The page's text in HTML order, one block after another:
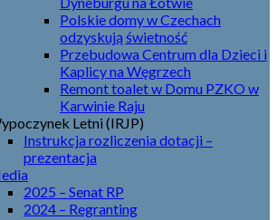
Polskie domy w Czechach
odzyskują świetność
Przebudowa Centrum dla Dzieci i
Kaplicy na Węgrzech
Remont toalet w Domu PZKO w
Karwinie Raju
Letni (IRJP)
Instrukcja rozliczenia dotacji –
prezentacja
2025 – Senat RP
2024 – Regranting